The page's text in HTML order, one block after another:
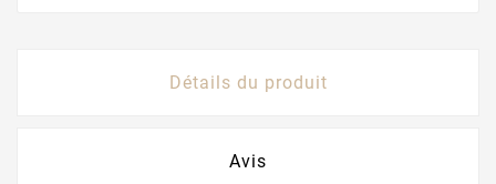
Détails du produit
Avis